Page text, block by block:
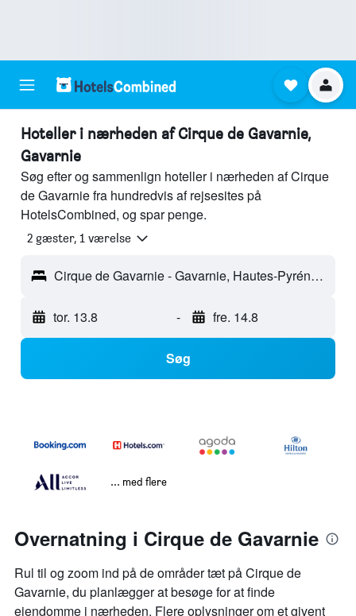
Hoteller i nærheden af Cirque de Gavarnie,
Gavarnie
Søg efter og sammenlign hoteller i nærheden af Cirque
de Gavarnie fra hundredvis af rejsesites på
HotelsCombined, og spar penge.
2 gæster, 1 værelse
Cirque de Gavarnie - Gavarnie, Hautes-Pyrénées, Frankrig
tor. 13.8 - fre. 14.8
Søg
... med flere
Overnatning i Cirque de Gavarnie
Rul til og zoom ind på de områder tæt på Cirque de
Gavarnie, du planlægger at besøge for at finde
ejendomme i nærheden. Flere oplysninger om et givent